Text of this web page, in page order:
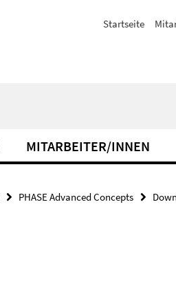
Startseite
MITARBEITER/INNEN
PHASE Advanced Concepts